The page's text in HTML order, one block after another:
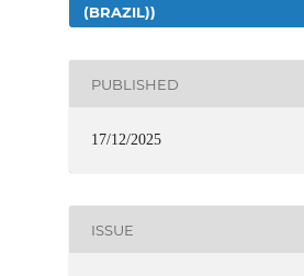
(BRAZIL))
PUBLISHED
17/12/2025
ISSUE